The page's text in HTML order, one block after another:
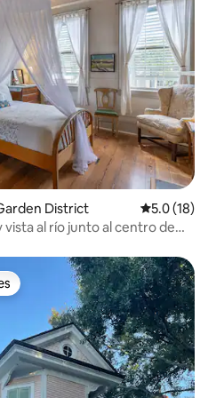
District Calificación
5.0 (18)
al río junto al centro de
huéspedes